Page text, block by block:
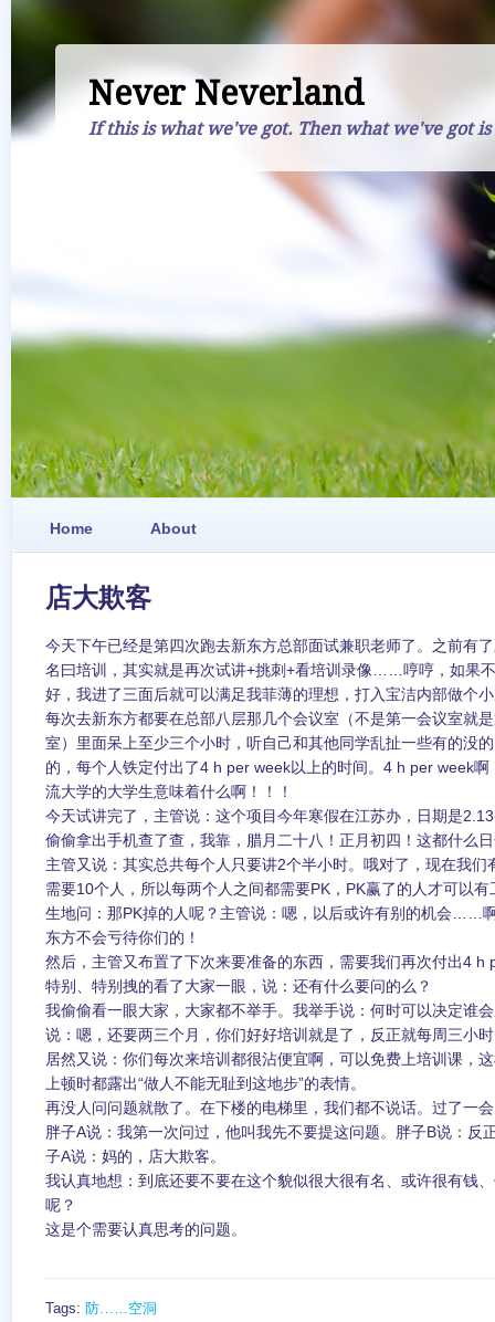
Never Neverland
If this is what we've got. Then what we've got is
Home About
店大欺客
今天下午已经是第四次跑去新东方总部面试兼职老师了。之前有
名曰培训，其实就是再次试讲+挑刺+看培训录像……哼哼，如果
好，我进了三面后就可以满足我菲薄的理想，打入宝洁内部做个
每次去新东方都要在总部八层那几个会议室（不是第一会议室就
室）里面呆上至少三个小时，听自己和其他同学乱扯一些有的没
的，每个人铁定付出了4 h per week以上的时间。4 h per week
流大学的大学生意味着什么啊！！！
今天试讲完了，主管说：这个项目今年寒假在江苏办，日期是
偷偷拿出手机查了查，我靠，腊月二十八！正月初四！这都什么
主管又说：其实总共每个人只要讲2个半小时。哦对了，现在我们
需要10个人，所以每两个人之间都需要PK，PK赢了的人才可以
生地问：那PK掉的人呢？主管说：嗯，以后或许有别的机会……
东方不会亏待你们的！
然后，主管又布置了下次来要准备的东西，需要我们再次付出4
特别、特别拽的看了大家一眼，说：还有什么要问的么？
我偷偷看一眼大家，大家都不举手。我举手说：何时可以决定谁
说：嗯，还要两三个月，你们好好培训就是了，反正就每周三
居然又说：你们每次来培训都很沾便宜啊，可以免费上培训课
上顿时都露出“做人不能无耻到这地步”的表情。
再没人问问题就散了。在下楼的电梯里，我们都不说话。过了一
胖子A说：我第一次问过，他叫我先不要提这问题。胖子B说：反
子A说：妈的，店大欺客。
我认真地想：到底还要不要在这个貌似很大很有名、或许很有钱
呢？
这是个需要认真思考的问题。
Tags: 防……空洞